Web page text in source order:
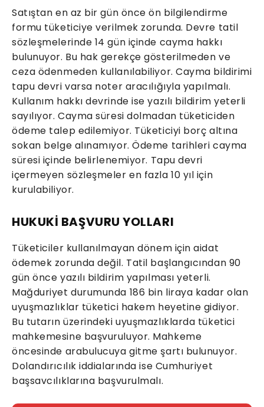
Satıştan en az bir gün önce ön bilgilendirme
formu tüketiciye verilmek zorunda. Devre tatil
sözleşmelerinde 14 gün içinde cayma hakkı
bulunuyor. Bu hak gerekçe gösterilmeden ve
ceza ödenmeden kullanılabiliyor. Cayma bildirimi
tapu devri varsa noter aracılığıyla yapılmalı.
Kullanım hakkı devrinde ise yazılı bildirim yeterli
sayılıyor. Cayma süresi dolmadan tüketiciden
ödeme talep edilemiyor. Tüketiciyi borç altına
sokan belge alınamıyor. Ödeme tarihleri cayma
süresi içinde belirlenemiyor. Tapu devri
içermeyen sözleşmeler en fazla 10 yıl için
kurulabiliyor.
HUKUKİ BAŞVURU YOLLARI
Tüketiciler kullanılmayan dönem için aidat
ödemek zorunda değil. Tatil başlangıcından 90
gün önce yazılı bildirim yapılması yeterli.
Mağduriyet durumunda 186 bin liraya kadar olan
uyuşmazlıklar tüketici hakem heyetine gidiyor.
Bu tutarın üzerindeki uyuşmazlıklarda tüketici
mahkemesine başvuruluyor. Mahkeme
öncesinde arabulucuya gitme şartı bulunuyor.
Dolandırıcılık iddialarında ise Cumhuriyet
başsavcılıklarına başvurulmalı.